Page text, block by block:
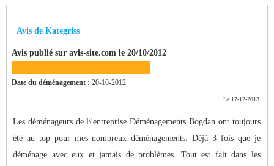
Avis de Kategriss
Avis publié sur avis-site.com le 20/10/2012
Date du déménagement : 20-10-2012
Le 17-12-2013
Les déménageurs de l\'entreprise Déménagements Bogdan ont toujours
été au top pour mes nombreux déménagements. Déjà 3 fois que je
déménage avec eux et jamais de problèmes. Tout est fait dans les